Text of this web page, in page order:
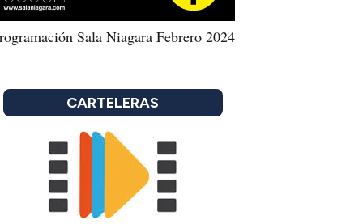
Sala Niagara Febrero 2024
CARTELERAS